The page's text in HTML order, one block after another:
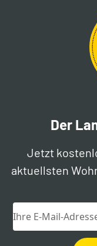
Der
Jetzt
aktuellsten